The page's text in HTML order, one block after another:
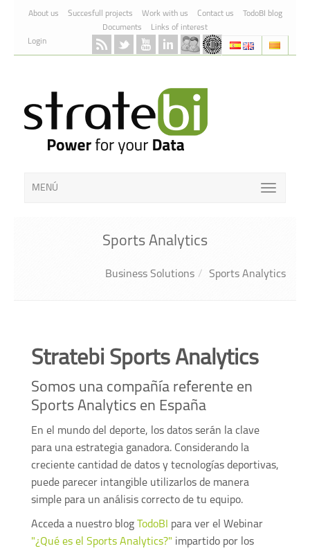
Skip to Content
About us Succesfull projects Work with us Contact us
TodoBI blog
Documents
Links of interest
Login
MENÚ
Sports Analytics
Business Solutions Sports Analytics
Stratebi Sports Analytics
Somos una compañía referente en
Sports Analytics en España
En el mundo del deporte, los datos serán la clave
para una estrategia ganadora. Considerando la
creciente cantidad de datos y tecnologías deportivas,
puede parecer intangible utilizarlos de manera
simple para un análisis correcto de tu equipo.
Acceda a nuestro blog TodoBI
para ver el Webinar
"¿Qué es el Sports Analytics?" impartido por los